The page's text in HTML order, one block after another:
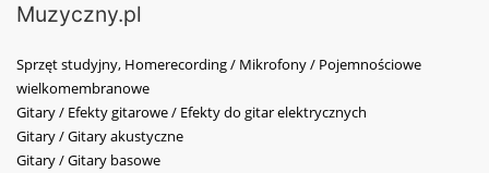
Muzyczny.pl
Sprzęt studyjny, Homerecording / Mikrofony / Pojemnościowe
wielkomembranowe
Gitary / Efekty gitarowe / Efekty do gitar elektrycznych
Gitary / Gitary akustyczne
Gitary / Gitary basowe